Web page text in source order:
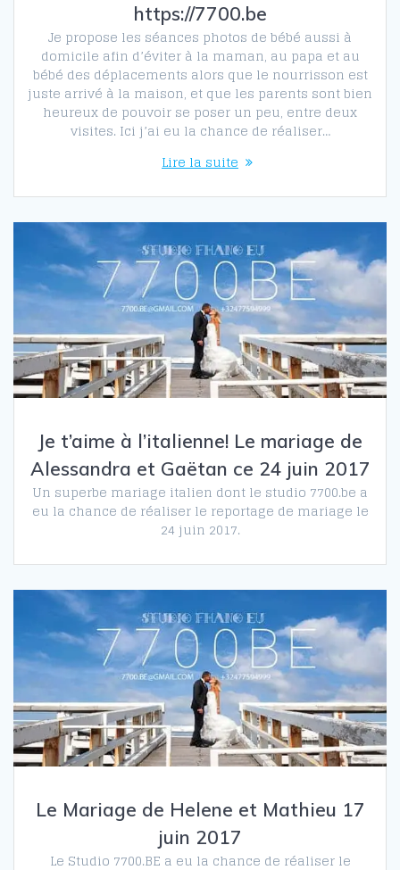
https://7700.be
Je propose les séances photos de bébé aussi à
domicile afin d’éviter à la maman, au papa et au
bébé des déplacements alors que le nourrisson est
juste arrivé à la maison, et que les parents sont bien
heureux de pouvoir se poser un peu, entre deux
visites. Ici j’ai eu la chance de réaliser…
Lire la suite
Je t’aime à l’italienne! Le mariage de
Alessandra et Gaëtan ce 24 juin 2017
Un superbe mariage italien dont le studio 7700.be a
eu la chance de réaliser le reportage de mariage le
24 juin 2017.
Le Mariage de Helene et Mathieu 17
juin 2017
Le Studio 7700.BE a eu la chance de réaliser le